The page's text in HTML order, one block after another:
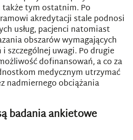
tym ostatnim. Po
akredytacji stale podnosi
usług, pacjenci natomiast
obszarów wymagających
szczególnej uwagi. Po drugie
dofinansowań, a co za
medycznym utrzymać
nadmiernego obciążania
badania ankietowe